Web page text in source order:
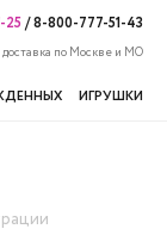
25/8-800-777-51-43
доставка по Москве и МО
ИГРУШКИ
подушки)